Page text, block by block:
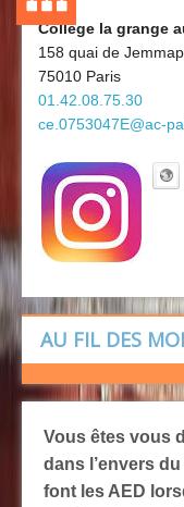
Board'Gab
Clubs maths
Découvrir le
Collège la grange
158 quai de
75010 Paris
01.42.08.75.30
ce.0753047E@ac-
AU FIL DES
Vous êtes vous
dans l’envers
font les AED